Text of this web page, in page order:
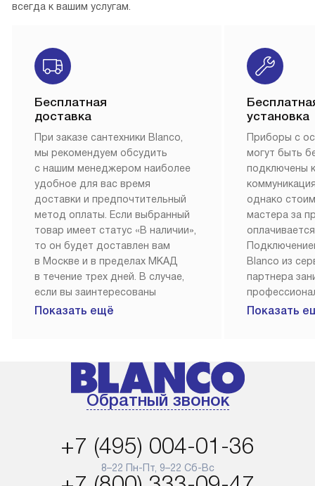
всегда к вашим услугам.
Бесплатная
доставка
При заказе сантехники Blanco,
мы рекомендуем обсудить
с нашим менеджером наиболее
удобное для вас время
доставки и предпочтительный
метод оплаты. Если выбранный
товар имеет статус «В наличии»,
то он будет доставлен вам
в Москве и в пределах МКАД
в течение трех дней. В случае,
если вы заинтересованы
в товаре, который доступен
менеджером на сайте. Товары
с особым лейблом
доставляются бесплатно
аксессуаров не предусмотрена.
Для доставки в другие регионы
Показать ещё
установка
Приборы с
могут быть
подключены
однако
мастера за
Blanco из
партнера
Наш сервис
возможные
Показать
Обратный звонок
+7 (495) 004-01-36
8–22 Пн-Пт, 9–22 Сб-Вс